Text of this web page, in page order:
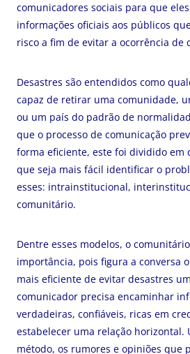
comunicadores sociais para que
informações oficiais aos públicos
risco a fim de evitar a ocorrência de
Desastres são entendidos como
capaz de retirar uma comunidade,
ou um país do padrão de
que o processo de comunicação
forma eficiente, este foi dividido em
que seja mais fácil identificar o
esses: intrainstitucional,
comunitário.
Dentre esses modelos, o
importância, pois figura a conversa
mais eficiente de evitar desastres
comunicador precisa encaminhar
verdadeiras, confiáveis, ricas em
estabelecer uma relação horizontal.
método, os rumores e opiniões que